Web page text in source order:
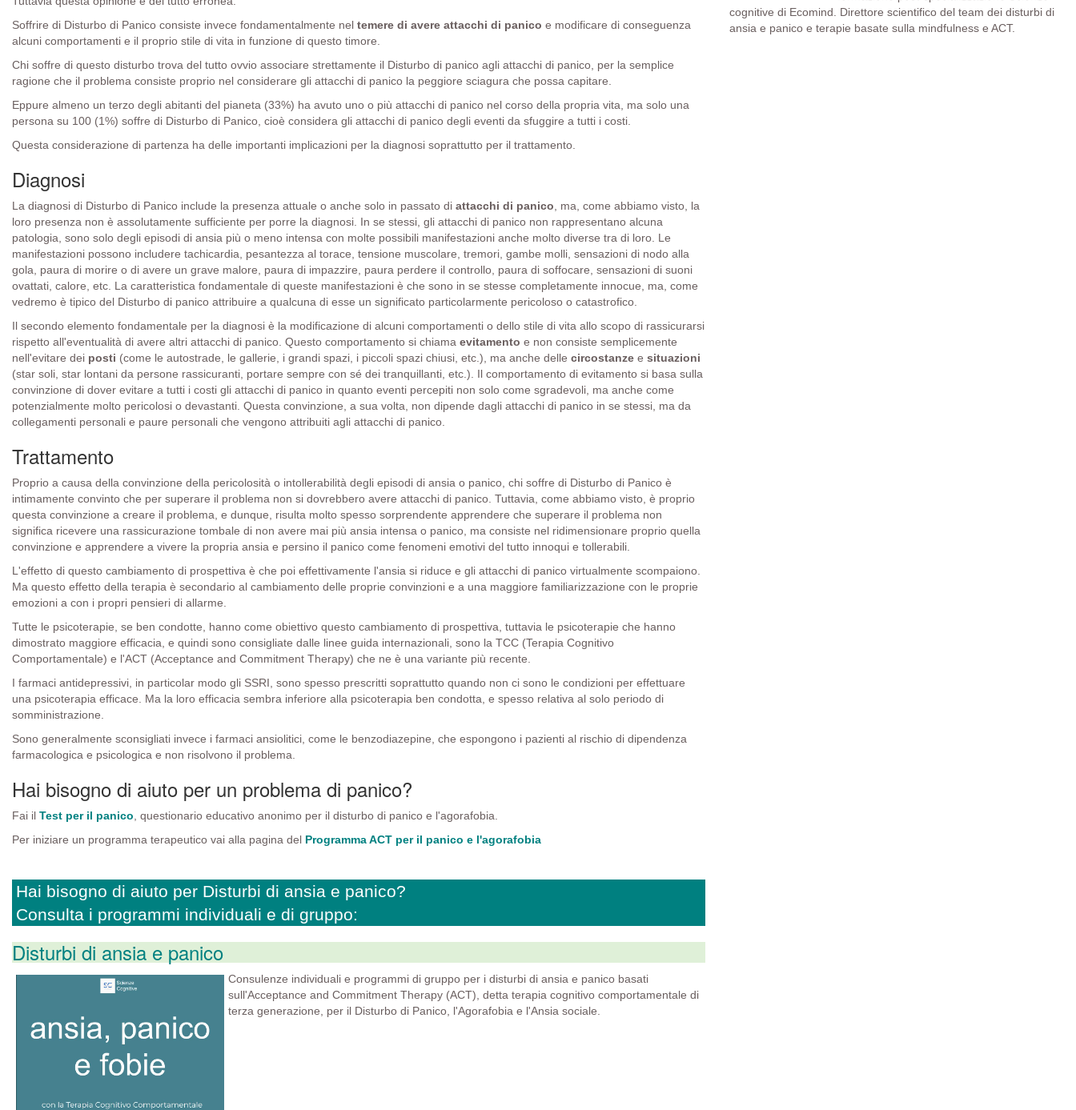
Soffrire di Disturbo di Panico consiste invece fondamentalmente nel temere di avere attacchi di panico e modificare di conseguenza
alcuni comportamenti e il proprio stile di vita in funzione di questo timore.
Chi soffre di questo disturbo trova del tutto ovvio associare strettamente il Disturbo di panico agli attacchi di panico, per la semplice
ragione che il problema consiste proprio nel considerare gli attacchi di panico la peggiore sciagura che possa capitare.
Eppure almeno un terzo degli abitanti del pianeta (33%) ha avuto uno o più attacchi di panico nel corso della propria vita, ma solo una
persona su 100 (1%) soffre di Disturbo di Panico, cioè considera gli attacchi di panico degli eventi da sfuggire a tutti i costi.
Questa considerazione di partenza ha delle importanti implicazioni per la diagnosi soprattutto per il trattamento.
Diagnosi
La diagnosi di Disturbo di Panico include la presenza attuale o anche solo in passato di attacchi di panico , ma, come abbiamo visto, la
loro presenza non è assolutamente sufficiente per porre la diagnosi. In se stessi, gli attacchi di panico non rappresentano alcuna
patologia, sono solo degli episodi di ansia più o meno intensa con molte possibili manifestazioni anche molto diverse tra di loro. Le
manifestazioni possono includere tachicardia, pesantezza al torace, tensione muscolare, tremori, gambe molli, sensazioni di nodo alla
gola, paura di morire o di avere un grave malore, paura di impazzire, paura perdere il controllo, paura di soffocare, sensazioni di suoni
ovattati, calore, etc. La caratteristica fondamentale di queste manifestazioni è che sono in se stesse completamente innocue, ma, come
vedremo è tipico del Disturbo di panico attribuire a qualcuna di esse un significato particolarmente pericoloso o catastrofico.
Il secondo elemento fondamentale per la diagnosi è la modificazione di alcuni comportamenti o dello stile di vita allo scopo di rassicurarsi
rispetto all'eventualità di avere altri attacchi di panico. Questo comportamento si chiama evitamento e non consiste semplicemente
nell'evitare dei posti (come le autostrade, le gallerie, i grandi spazi, i piccoli spazi chiusi, etc.), ma anche delle circostanze e situazioni
(star soli, star lontani da persone rassicuranti, portare sempre con sé dei tranquillanti, etc.). Il comportamento di evitamento si basa sulla
convinzione di dover evitare a tutti i costi gli attacchi di panico in quanto eventi percepiti non solo come sgradevoli, ma anche come
potenzialmente molto pericolosi o devastanti. Questa convinzione, a sua volta, non dipende dagli attacchi di panico in se stessi, ma da
collegamenti personali e paure personali che vengono attribuiti agli attacchi di panico.
Trattamento
Proprio a causa della convinzione della pericolosità o intollerabilità degli episodi di ansia o panico, chi soffre di Disturbo di Panico è
intimamente convinto che per superare il problema non si dovrebbero avere attacchi di panico. Tuttavia, come abbiamo visto, è proprio
questa convinzione a creare il problema, e dunque, risulta molto spesso sorprendente apprendere che superare il problema non
significa ricevere una rassicurazione tombale di non avere mai più ansia intensa o panico, ma consiste nel ridimensionare proprio quella
convinzione e apprendere a vivere la propria ansia e persino il panico come fenomeni emotivi del tutto innoqui e tollerabili.
L'effetto di questo cambiamento di prospettiva è che poi effettivamente l'ansia si riduce e gli attacchi di panico virtualmente scompaiono.
Ma questo effetto della terapia è secondario al cambiamento delle proprie convinzioni e a una maggiore familiarizzazione con le proprie
emozioni a con i propri pensieri di allarme.
Tutte le psicoterapie, se ben condotte, hanno come obiettivo questo cambiamento di prospettiva, tuttavia le psicoterapie che hanno
dimostrato maggiore efficacia, e quindi sono consigliate dalle linee guida internazionali, sono la TCC (Terapia Cognitivo
Comportamentale) e l'ACT (Acceptance and Commitment Therapy) che ne è una variante più recente.
I farmaci antidepressivi, in particolar modo gli SSRI, sono spesso prescritti soprattutto quando non ci sono le condizioni per effettuare
una psicoterapia efficace. Ma la loro efficacia sembra inferiore alla psicoterapia ben condotta, e spesso relativa al solo periodo di
somministrazione.
Sono generalmente sconsigliati invece i farmaci ansiolitici, come le benzodiazepine, che espongono i pazienti al rischio di dipendenza
farmacologica e psicologica e non risolvono il problema.
Hai bisogno di aiuto per un problema di panico?
Fai il Test per il panico , questionario educativo anonimo per il disturbo di panico e l'agorafobia.
Per iniziare un programma terapeutico vai alla pagina del Programma ACT per il panico e l'agorafobia
Hai bisogno di aiuto per Disturbi di ansia e panico?
Consulta i programmi individuali e di gruppo:
Disturbi di ansia e panico
Consulenze individuali e programmi di gruppo per i disturbi di ansia e panico basati
sull'Acceptance and Commitment Therapy (ACT), detta terapia cognitivo comportamentale di
terza generazione, per il Disturbo di Panico, l'Agorafobia e l'Ansia sociale.
cognitive di Ecomind. Direttore scientifico del team dei disturbi di
ansia e panico e terapie basate sulla mindfulness e ACT.